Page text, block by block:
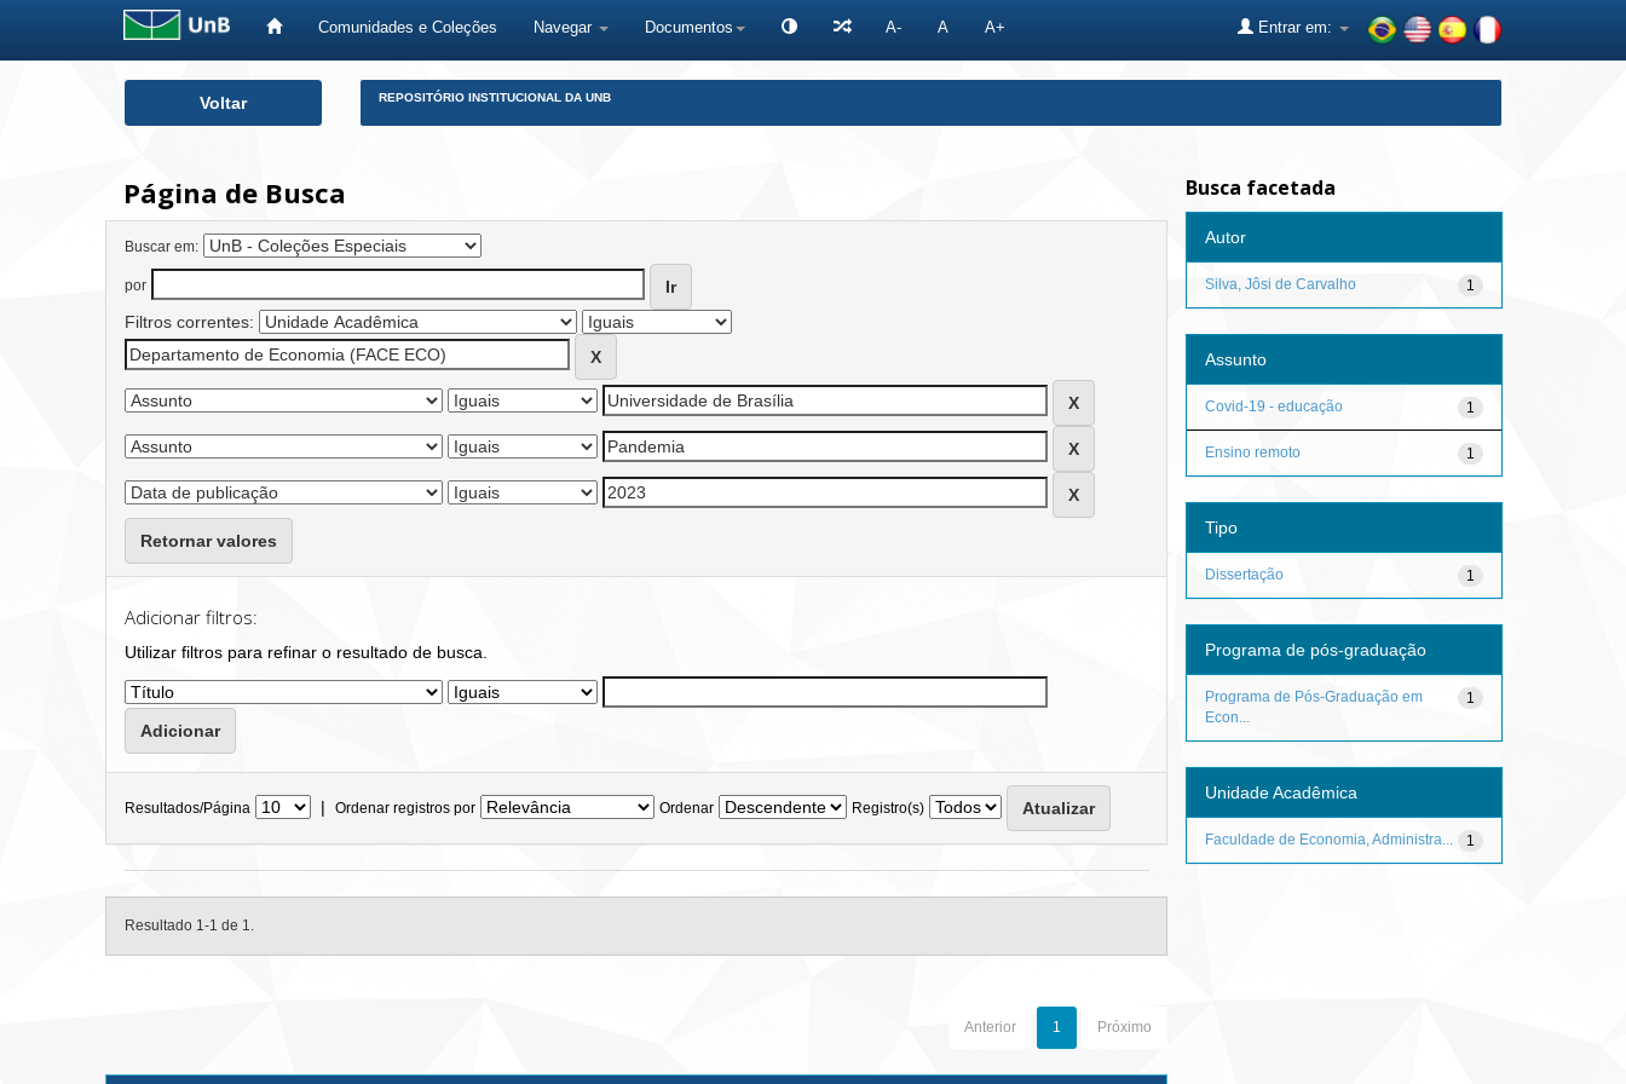
Comunidades e Coleções Navegar Documentos A- A A+ Entrar em:
Voltar REPOSITÓRIO INSTITUCIONAL DA UNB
Página de Busca
Buscar em:
por
Filtros correntes:
Retornar valores
Adicionar filtros:
Utilizar filtros para refinar o resultado de busca.
Resultados/Página | Ordenar registros por Ordenar Registro(s)
Resultado 1-1 de 1.
Anterior 1 Próximo
Busca facetada
Autor
1
Silva, Jôsi de Carvalho
Assunto
1
Covid-19 - educação
1
Ensino remoto
Tipo
1
Dissertação
Programa de pós-graduação
1
Programa de Pós-Graduação em
Econ...
Unidade Acadêmica
1
Faculdade de Economia, Administra...